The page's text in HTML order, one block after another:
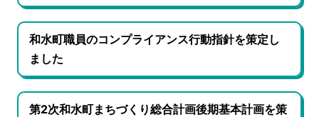
和水町職員のコンプライアンス行動指針を策定し
ました
第2次和水町まちづくり総合計画後期基本計画を策